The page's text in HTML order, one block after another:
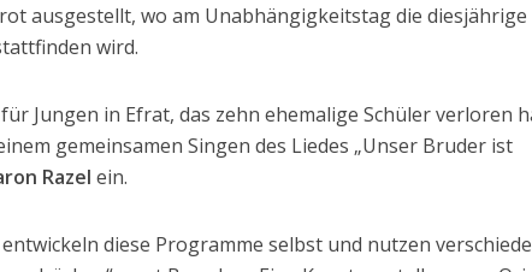
ausgestellt, wo am Unabhängigkeitstag die diesjährige
wird.
für Jungen in Efrat, das zehn ehemalige Schüler verloren
gemeinsamen Singen des Liedes „Unser Bruder ist
Razel ein.
diese Programme selbst und nutzen